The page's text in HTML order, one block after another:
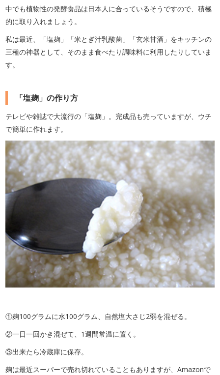
中でも植物性の発酵食品は日本人に合っているそうですので、積極
的に取り入れましょう。
私は最近、「塩麹」「米とぎ汁乳酸菌」「玄米甘酒」をキッチンの
三種の神器として、そのまま食べたり調味料に利用したりしていま
す。
「塩麹」の作り方
テレビや雑誌で大流行の「塩麹」。完成品も売っていますが、ウチ
で簡単に作れます。
①麹100グラムに水100グラム、自然塩大さじ2弱を混ぜる。
②一日一回かき混ぜて、1週間常温に置く。
③出来たら冷蔵庫に保存。
麹は最近スーパーで売れ切れていることもありますが、Amazonで